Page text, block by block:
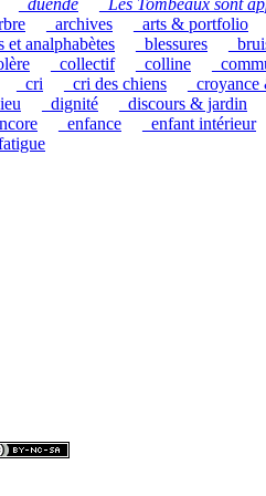
_archives _arts & portfolio
et analphabètes _blessures
_collectif _colline
_cri _cri des chiens
_dignité _discours & jardin
_enfance _enfant intérieur